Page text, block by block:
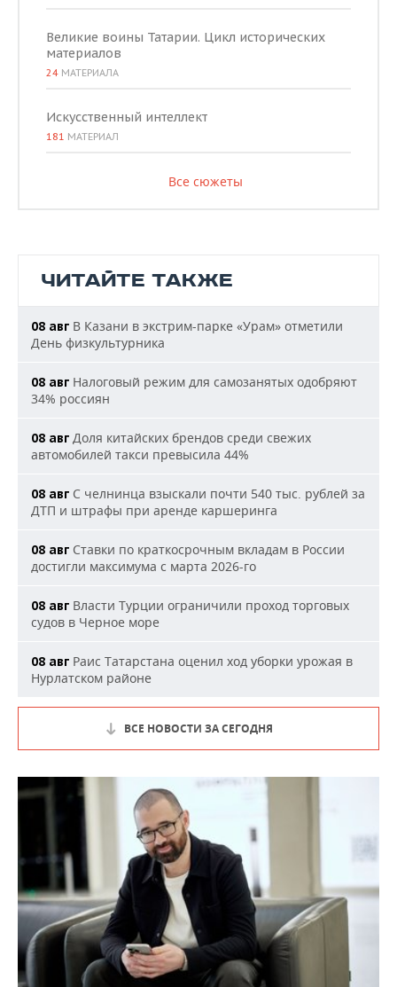
Великие воины Татарии. Цикл исторических
материалов
24 МАТЕРИАЛА
Искусственный интеллект
181 МАТЕРИАЛ
Все сюжеты
ЧИТАЙТЕ ТАКЖЕ
08 авг В Казани в экстрим-парке «Урам» отметили
День физкультурника
08 авг Налоговый режим для самозанятых одобряют
34% россиян
08 авг Доля китайских брендов среди свежих
автомобилей такси превысила 44%
08 авг С челнинца взыскали почти 540 тыс. рублей за
ДТП и штрафы при аренде каршеринга
08 авг Ставки по краткосрочным вкладам в России
достигли максимума с марта 2026-го
08 авг Власти Турции ограничили проход торговых
судов в Черное море
08 авг Раис Татарстана оценил ход уборки урожая в
Нурлатском районе
ВСЕ НОВОСТИ ЗА СЕГОДНЯ